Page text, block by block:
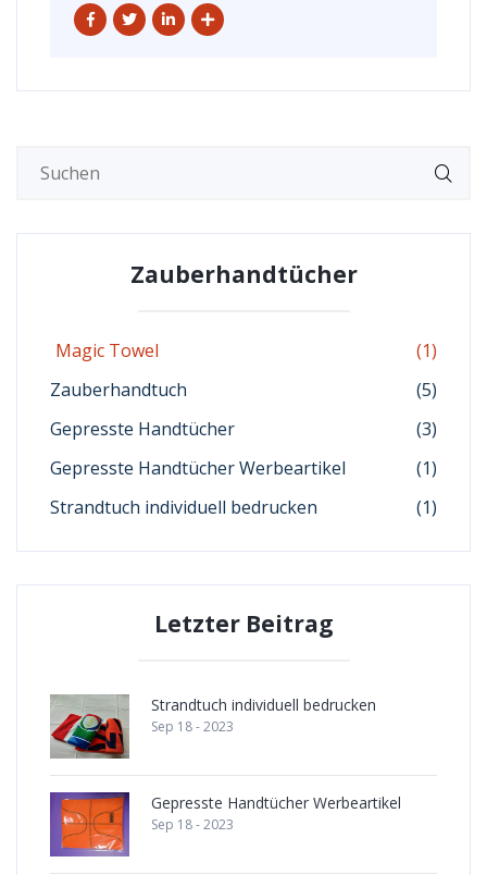
Zauberhandtücher
Magic Towel
(1)
Zauberhandtuch
(5)
Gepresste Handtücher
(3)
Gepresste Handtücher Werbeartikel
(1)
Strandtuch individuell bedrucken
(1)
Letzter Beitrag
Strandtuch individuell bedrucken
Sep 18 - 2023
Gepresste Handtücher Werbeartikel
Sep 18 - 2023